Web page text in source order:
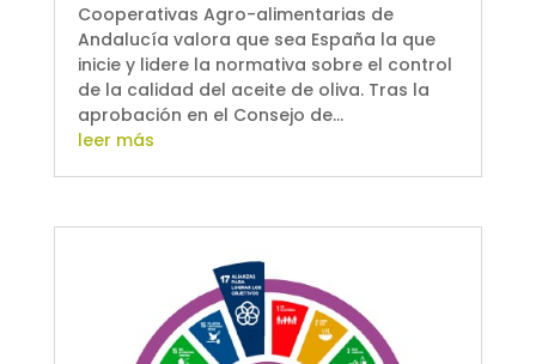
Cooperativas Agro-alimentarias de
Andalucía valora que sea España la que
inicie y lidere la normativa sobre el control
de la calidad del aceite de oliva. Tras la
aprobación en el Consejo de...
leer más